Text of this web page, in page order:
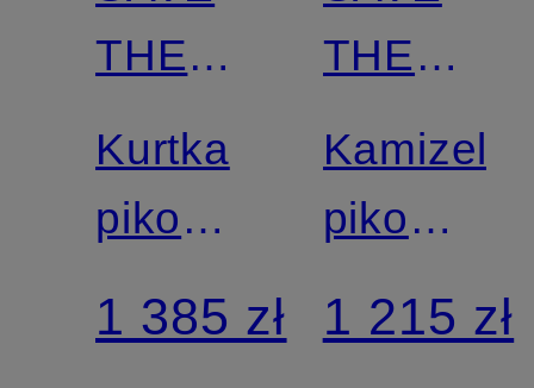
Z
certyfikatem
THE
DUCK
Kurtka
pikowana
COSMARY
z
1 385 zł
Z
certyfikatem
THE
DUCK
pikowana
IRIA
1 215 zł